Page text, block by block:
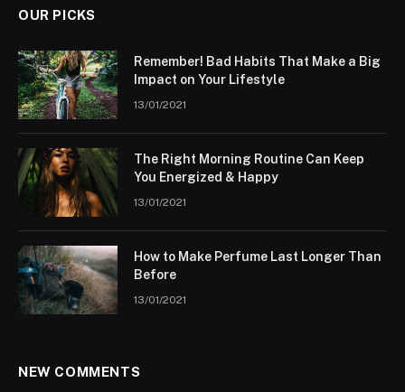
OUR PICKS
Remember! Bad Habits That Make a Big
Impact on Your Lifestyle
13/01/2021
The Right Morning Routine Can Keep
You Energized & Happy
13/01/2021
How to Make Perfume Last Longer Than
Before
13/01/2021
NEW COMMENTS